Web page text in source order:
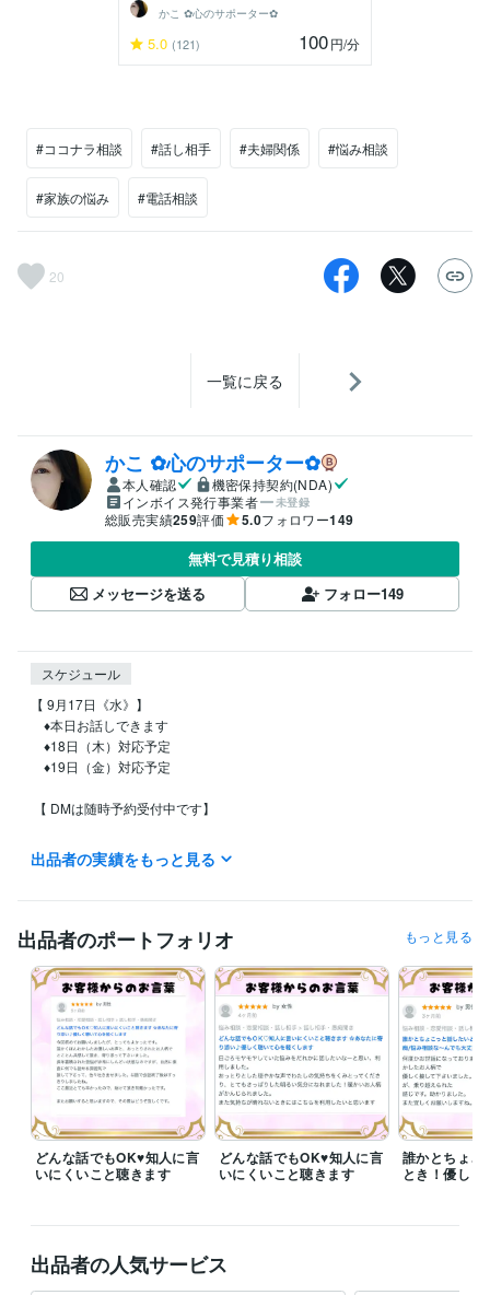
かこ ✿心のサポーター✿
5.0 (121) 100円/分
#ココナラ相談 #話し相手 #夫婦関係 #悩み相談
#家族の悩み #電話相談
20
一覧に戻る
かこ ✿心のサポーター✿
本人確認
機密保持契約(NDA)
インボイス発行事業者
未登録
総販売実績259評価 5.0フォロワー149
無料で見積り相談
メッセージを送る
フォロー149
スケジュール
【 9月17日《水》】
❛･✿･❛ 基本の待機状況 ❛･✿･❛
《時間》๑日中は基本待機
（8時前後〜で途中離席あり）
๑夜間は不定期で待機してます
所用のため変更もありますが
DMはお気軽にご連絡下さい♪
お待ちしております(*^^*)♡
❛*❛･✿･❛*❛･✿･❛*❛･✿･❛*❛
【電話相談サービスについて】
＊【今すぐ相談可能】【相談可能】
対応できます
＊【相談中】【離席中】【予約受付中】
出品者の実績をもっと見る
出品者のポートフォリオ もっと見る
どんな話でもOK♥知人に言
いにくいこと聴きます
どんな話でもOK♥知人に言
いにくいこと聴きます
誰かとちょこ
とき！優しく
出品者の人気サービス